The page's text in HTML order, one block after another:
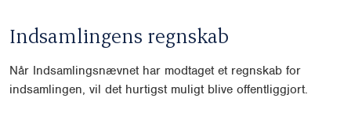
Indsamlingens regnskab
Når Indsamlingsnævnet har modtaget et regnskab for
indsamlingen, vil det hurtigst muligt blive offentliggjort.